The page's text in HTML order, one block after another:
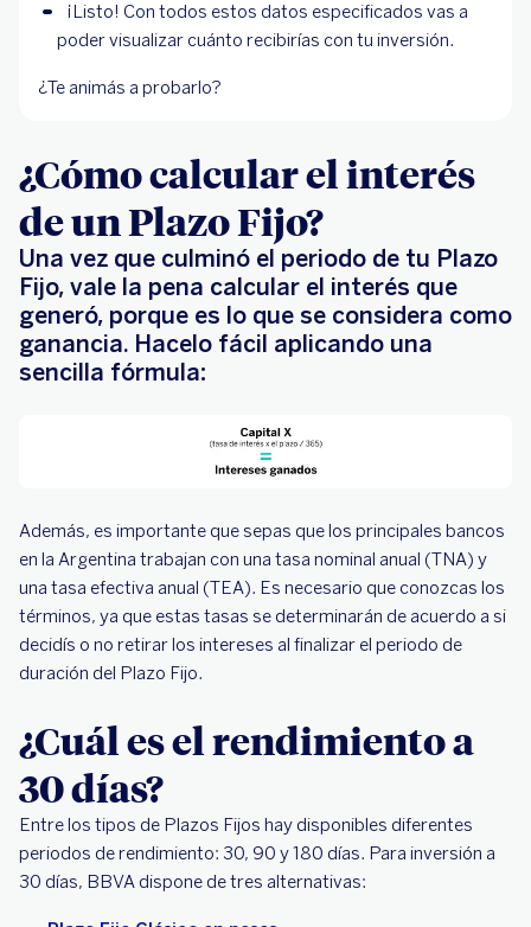
¡Listo! Con todos estos datos especificados vas a
poder visualizar cuánto recibirías con tu inversión.
¿Te animás a probarlo?
¿Cómo calcular el interés
de un Plazo Fijo?
Una vez que culminó el periodo de tu Plazo
Fijo, vale la pena calcular el interés que
generó, porque es lo que se considera como
ganancia. Hacelo fácil aplicando una
sencilla fórmula:
Además, es importante que sepas que los principales bancos
en la Argentina trabajan con una tasa nominal anual (TNA) y
una tasa efectiva anual (TEA). Es necesario que conozcas los
términos, ya que estas tasas se determinarán de acuerdo a si
decidís o no retirar los intereses al finalizar el periodo de
duración del Plazo Fijo.
¿Cuál es el rendimiento a
30 días?
Entre los tipos de Plazos Fijos hay disponibles diferentes
periodos de rendimiento: 30, 90 y 180 días. Para inversión a
30 días, BBVA dispone de tres alternativas: